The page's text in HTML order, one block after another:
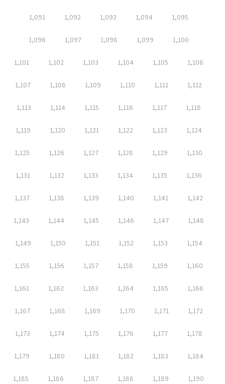
1,091 1,092 1,093 1,094 1,095
1,096 1,097 1,098 1,099 1,100
1,101 1,102 1,103 1,104 1,105 1,106
1,107 1,108 1,109 1,110 1,111 1,112
1,113 1,114 1,115 1,116 1,117 1,118
1,119 1,120 1,121 1,122 1,123 1,124
1,125 1,126 1,127 1,128 1,129 1,130
1,131 1,132 1,133 1,134 1,135 1,136
1,137 1,138 1,139 1,140 1,141 1,142
1,143 1,144 1,145 1,146 1,147 1,148
1,149 1,150 1,151 1,152 1,153 1,154
1,155 1,156 1,157 1,158 1,159 1,160
1,161 1,162 1,163 1,164 1,165 1,166
1,167 1,168 1,169 1,170 1,171 1,172
1,173 1,174 1,175 1,176 1,177 1,178
1,179 1,180 1,181 1,182 1,183 1,184
1,185 1,186 1,187 1,188 1,189 1,190